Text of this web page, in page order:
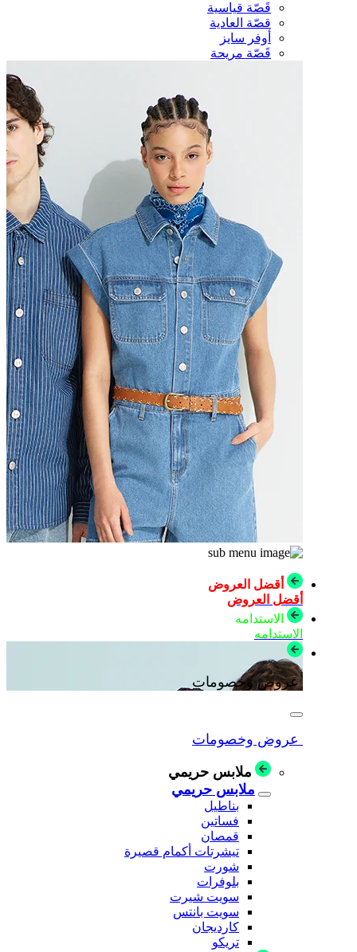
قَصّة قياسية
قصّة العادية
أوفر سايز
قَصّة مريحة
أقضل العروض
أقضل العروض
الاستدامه
الاستدامه
عروض وخصومات
عروض وخصومات
ملابس حريمي
ملابس حريمي
بناطيل
فساتين
قمصان
تيشرتات أكمام قصيرة
شورت
بلوفرات
سويت شيرت
سويت بانتس
كارديجان
تريكو